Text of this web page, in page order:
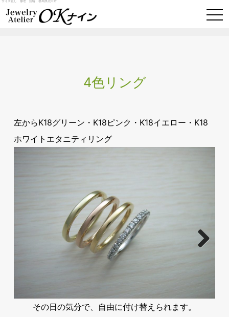
サイズ直し 修理 指輪 群馬県太田市
4色リング
左からK18グリーン・K18ピンク・K18イエロー・K18
ホワイトエタニティリング
その日の気分で、自由に付け替えられます。